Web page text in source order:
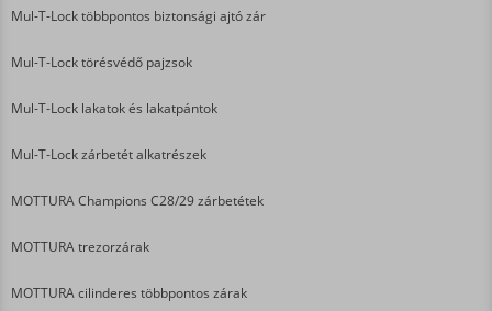
Mul-T-Lock többpontos biztonsági ajtó zár
Mul-T-Lock törésvédő pajzsok
Mul-T-Lock lakatok és lakatpántok
Mul-T-Lock zárbetét alkatrészek
MOTTURA Champions C28/29 zárbetétek
MOTTURA trezorzárak
MOTTURA cilinderes többpontos zárak